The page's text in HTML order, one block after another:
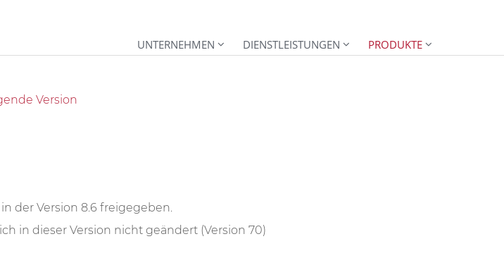
UNTERNEHMEN DIENSTLEISTUNGEN PRODUKTE
Version
der Version 8.6 freigegeben.
in dieser Version nicht geändert (Version 70)